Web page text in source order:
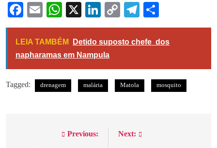
Facebook
EmailWhatsApp
X LinkedIn
Copy
Link
Telegram
LEIA TAMBÉM
Detido suposto chefe dos
napharamas em Nampula
Tagged: drenagem malária Matola mosquito
NavegaçãoPrevious: Next: